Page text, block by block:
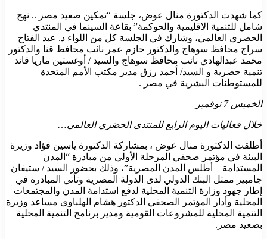
كما شهدت الدكتورة منال عوض، جلسة “تمكين صعيد مصر .. نهج
شامل للتنمية الاقليمية والحوكمة” بقاعة السينما في المنتدي
الحصري العالمي، وشارك في الجلسة كل من اللواء د. عبد الفتاح
سراج محافظ سوهاج والدكتور حازم عمر نائب محافظ قنا والدكتور
محمد عبدالهادي نائب محافظ سوهاج والسيد / أوغستين ماريا قائد
تنمية حضرية و السيد/ أحمد رزق مدير مكتب الأمم المتحدة
للمستوطنات البشرية في مصر .
الخميس 7 نوفمبر
خلال فعاليات اليوم الرابع للمنتدى الحضري العالمي…
أطلقت الدكتورة منال عوض ، بمشاركة الدكتورة ياسين فؤاد وزيرة
البيئة في مؤتمر صحفي المرحلة الأولي من مبادرة “المدن
المستدامة – أطلس المدن المصرية”، وذلك بحضور السيد / ستيفان
جامبير ممثل البنك الدولي لدى الدولة المصرية وتأتي المبادرة في
إطار جهود وزارة التنمية المحلية لدفع استدامة المدن والمجتمعات
المحلية وأدار المؤتمر الصحفي الدكتور هشام الهلباوي مساعد وزيرة
التنمية المحلية للمشروعات القومية ومدير برنامج التنمية المحلية
بصعيد مصر.